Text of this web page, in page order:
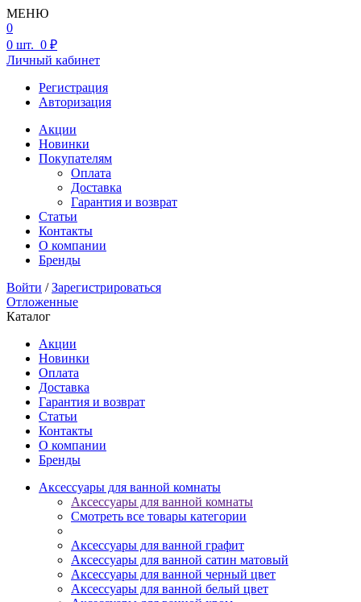
МЕНЮ
0
0 шт. 0 ₽
Личный кабинет
Регистрация
Авторизация
Акции
Новинки
Покупателям
Оплата
Доставка
Гарантия и возврат
Статьи
Контакты
О компании
Бренды
Войти /Зарегистрироваться
Отложенные
Каталог
Акции
Новинки
Оплата
Доставка
Гарантия и возврат
Статьи
Контакты
О компании
Бренды
Аксессуары для ванной комнаты
Аксессуары для ванной комнаты
Смотреть все товары категории
Аксессуары для ванной графит
Аксессуары для ванной сатин матовый
Аксессуары для ванной черный цвет
Аксессуары для ванной белый цвет